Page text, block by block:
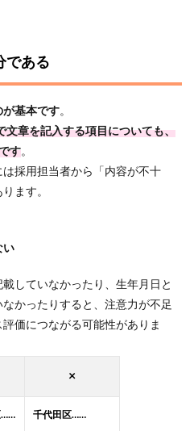
である
が基本です。
文章を記入する項目についても、
す。
採用担当者から「内容が不十
ます。
い
していなかったり、生年月日と
かったりすると、注意力が不足
価につながる可能性がありま
×
…… 千代田区……